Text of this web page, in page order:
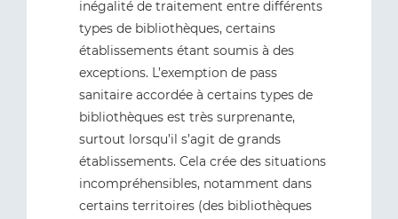
inégalité de traitement entre différents
types de bibliothèques, certains
établissements étant soumis à des
exceptions. L’exemption de pass
sanitaire accordée à certains types de
bibliothèques est très surprenante,
surtout lorsqu’il s’agit de grands
établissements. Cela crée des situations
incompréhensibles, notamment dans
certains territoires (des bibliothèques